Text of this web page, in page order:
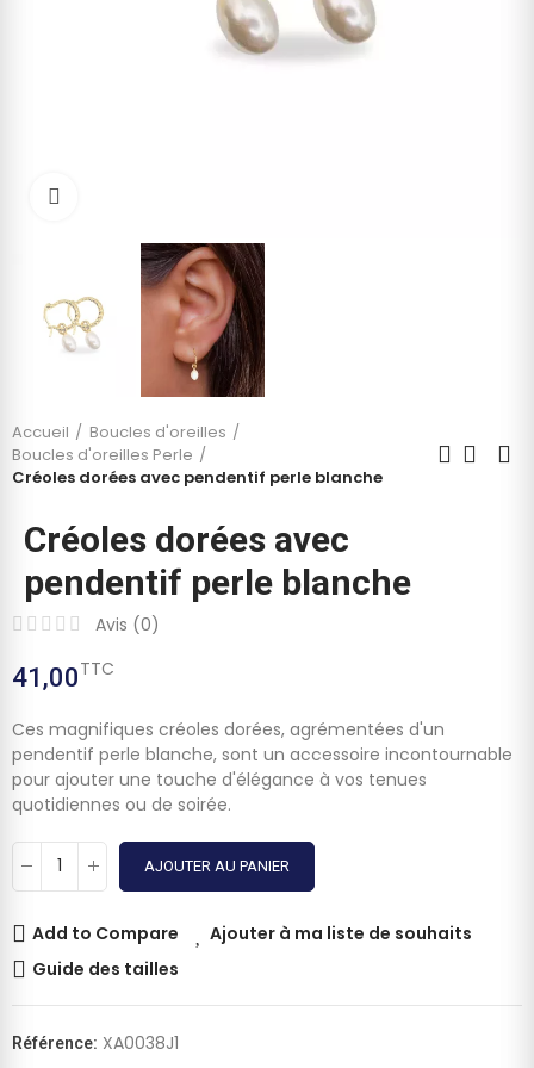
Accueil
Boucles d'oreilles
Boucles d'oreilles Perle
Créoles dorées avec pendentif perle blanche
Créoles dorées avec
pendentif perle blanche
Avis (0)
41,00TTC
Ces magnifiques créoles dorées, agrémentées d'un
pendentif perle blanche, sont un accessoire incontournable
pour ajouter une touche d'élégance à vos tenues
quotidiennes ou de soirée.
AJOUTER AU PANIER
Add to Compare
Ajouter à ma liste de souhaits
Guide des tailles
Référence: XA0038J1